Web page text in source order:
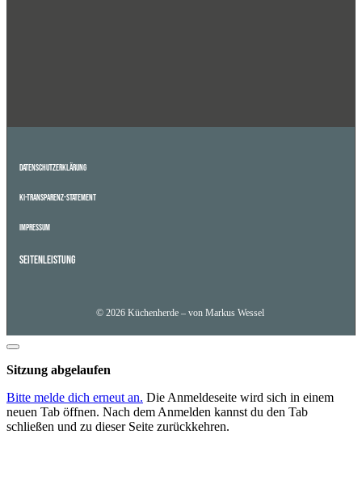
Datenschutzerklärung
KI-Transparenz-Statement
Impressum
Seitenleistung
© 2026 Küchenherde – von Markus Wessel
Dialog
schließen
Sitzung abgelaufen
Bitte melde dich erneut an. Die Anmeldeseite wird sich in einem
neuen Tab öffnen. Nach dem Anmelden kannst du den Tab
schließen und zu dieser Seite zurückkehren.